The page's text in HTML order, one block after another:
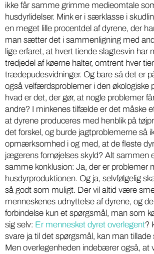
ikke får samme grimme medieomtale
husdyrlidelser. Mink er i særklasse i
en meget lille procentdel af dyrene, der
man sætter det i sammenligning med
lige erfaret, at hvert tiende slagtesvin har
tredjedel af køerne halter, omtrent hver
trædepudesvidninger. Og bare så det er
også velfærdsproblemer i den økologiske
hvad er det, der gør, at nogle problemer
andre? I minkenes tilfælde er det måske
at dyrene produceres med henblik på
det forskel, og burde jagtproblemerne så
opmærksomhed i og med, at de fleste
jægerens fornøjelses skyld? Alt sammen
samme konklusion: Ja, der er problemer
husdyrproduktionen. Og ja, selvfølgelig
så godt som muligt. Der vil altid være
menneskenes udnyttelse af dyrene, og
forbindelse kun et spørgsmål, man som
sig selv: Er mennesket dyret overlegent?
svare ja til det spørgsmål, kan man tillade
Men overlegenheden indebærer også, at